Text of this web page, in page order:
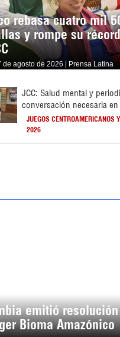
rebasa cuatro mil
y rompe su
de agosto de 2026 | Prensa Latina
JCC: Salud mental y
conversación necesaria
JUEGOS CENTROAMERICANOS
2026
emitió
Bioma Amazónico